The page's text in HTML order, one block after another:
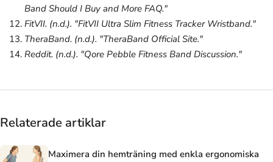
Band Should I Buy and More FAQ."
FitVII. (n.d.). "FitVII Ultra Slim Fitness Tracker Wristband."
TheraBand. (n.d.). "TheraBand Official Site."
Reddit. (n.d.). "Qore Pebble Fitness Band Discussion."
Relaterade artiklar
Maximera din hemträning med enkla ergonomiska